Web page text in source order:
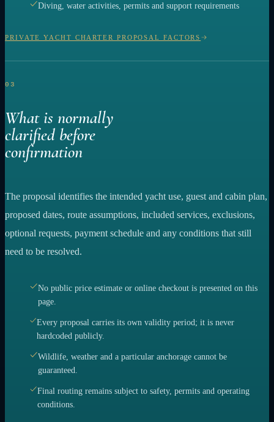
Diving, water activities, permits and support requirements
PRIVATE YACHT CHARTER PROPOSAL FACTORS
03
What is normally
clarified before
confirmation
The proposal identifies the intended yacht use, guest and cabin plan,
proposed dates, route assumptions, included services, exclusions,
optional requests, payment schedule and any conditions that still
need to be resolved.
No public price estimate or online checkout is presented on this
page.
Every proposal carries its own validity period; it is never
hardcoded publicly.
Wildlife, weather and a particular anchorage cannot be
guaranteed.
Final routing remains subject to safety, permits and operating
conditions.